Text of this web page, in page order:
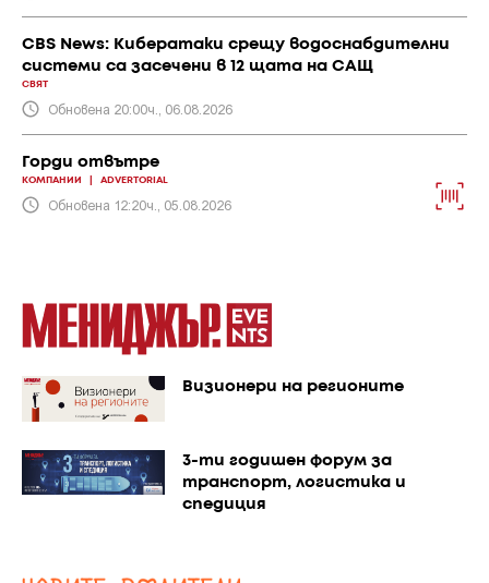
CBS News: Кибератаки срещу водоснабдителни
системи са засечени в 12 щата на САЩ
СВЯТ
Обновена 20:00ч., 06.08.2026
Горди отвътре
КОМПАНИИ ADVERTORIAL
Обновена 12:20ч., 05.08.2026
Визионери на регионите
3-ти годишен форум за
транспорт, логистика и
спедиция